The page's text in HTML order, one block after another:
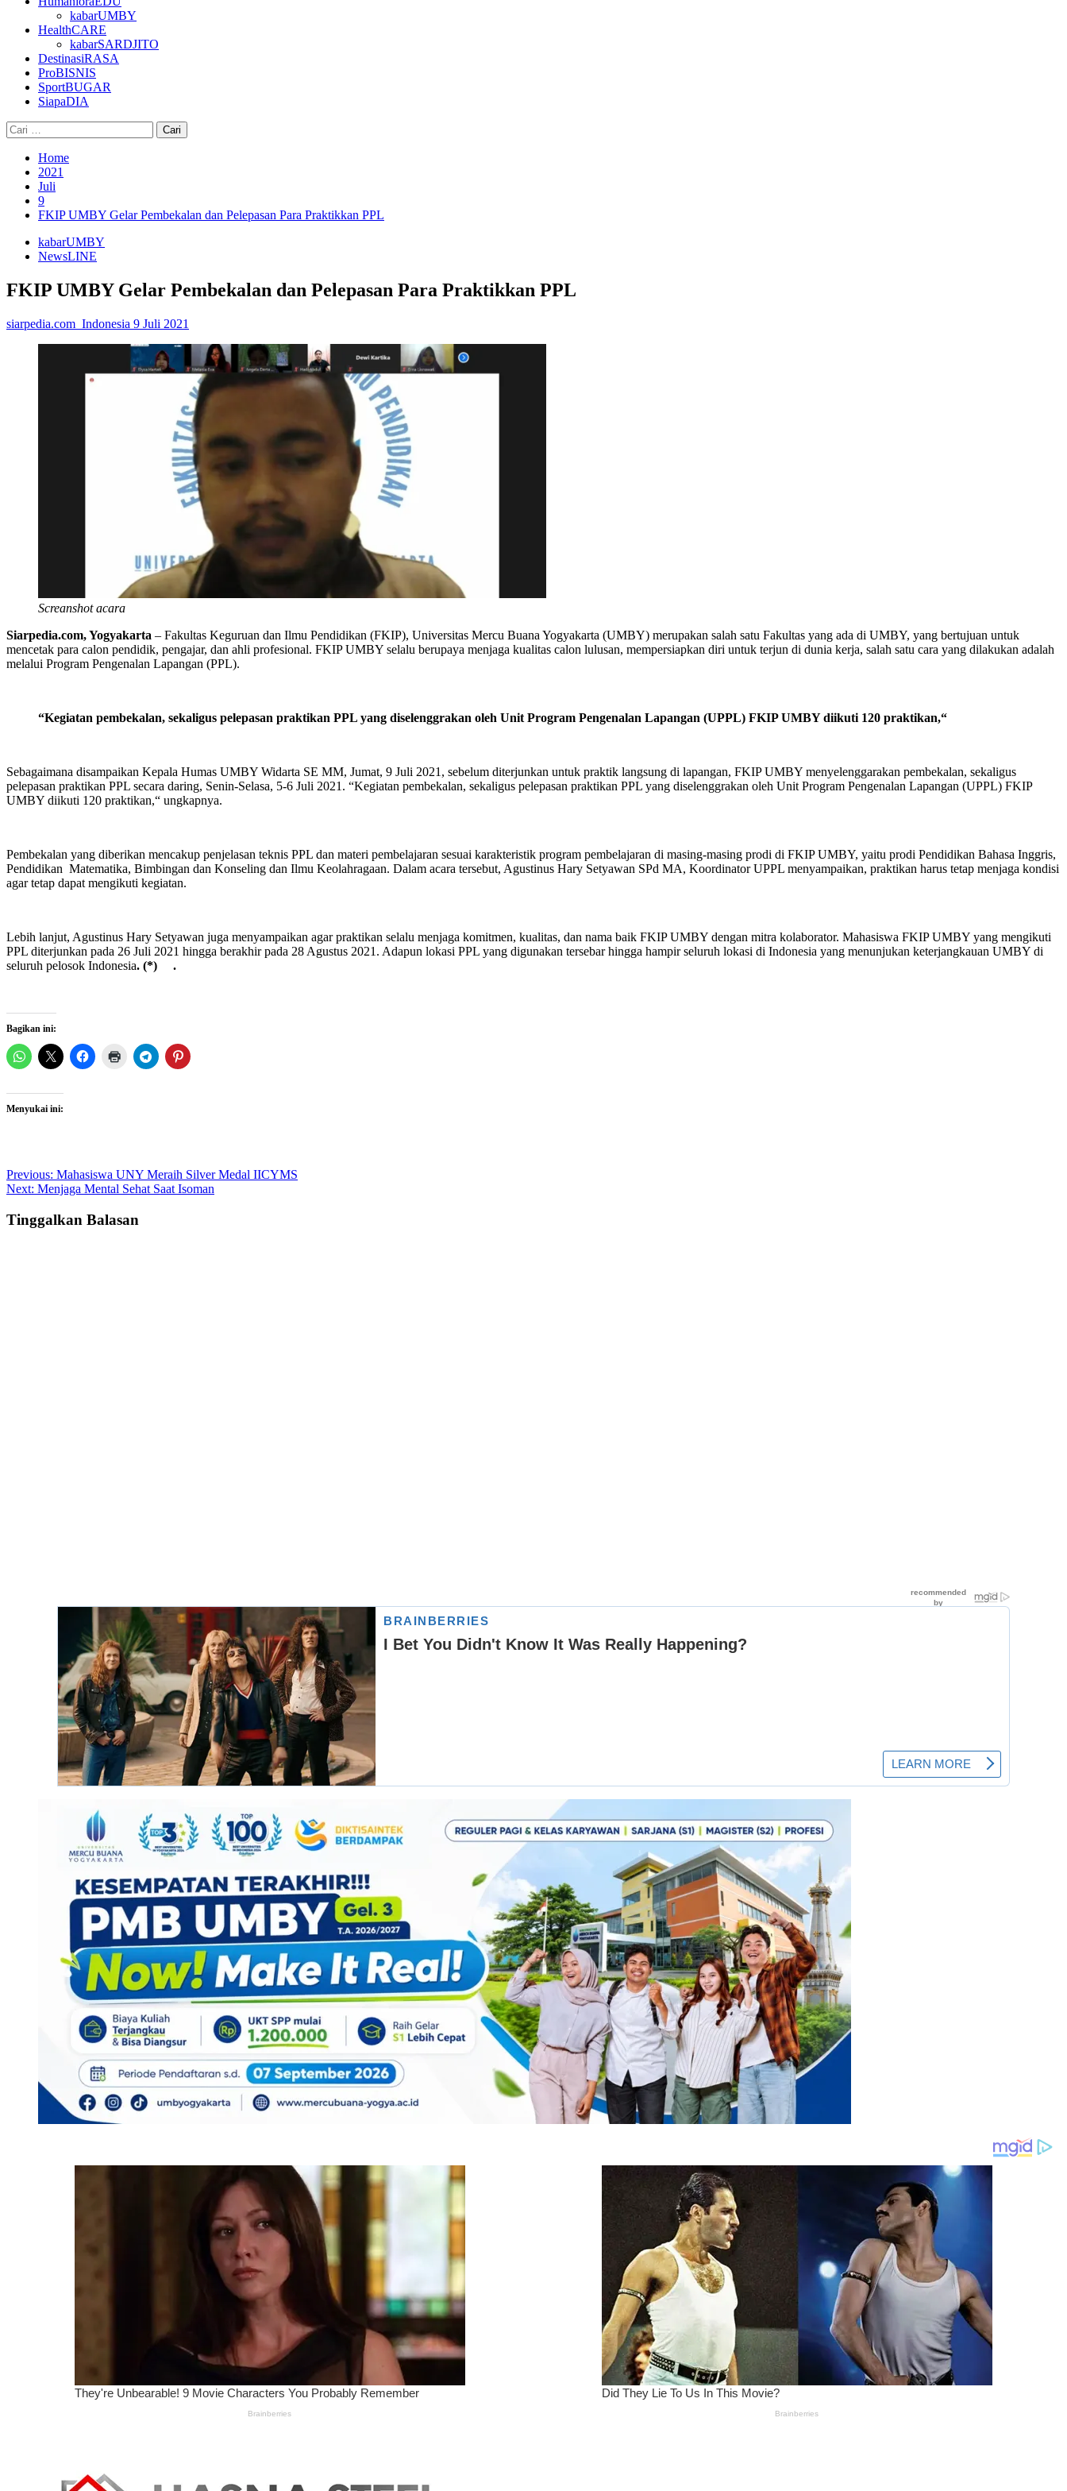
kabarUMBY
HealthCARE
kabarSARDJITO
DestinasiRASA
ProBISNIS
SportBUGAR
SiapaDIA
Cari
untuk:
Home
2021
Juli
9
FKIP UMBY Gelar Pembekalan dan Pelepasan Para Praktikkan PPL
kabarUMBY
NewsLINE
FKIP UMBY Gelar Pembekalan dan Pelepasan Para Praktikkan PPL
siarpedia.com_Indonesia 9 Juli 2021
Screanshot acara
Siarpedia.com, Yogyakarta – Fakultas Keguruan dan Ilmu Pendidikan (FKIP), Universitas Mercu Buana Yogyakarta (UMBY) merupakan salah satu Fakultas yang ada di UMBY, yang bertujuan untuk
mencetak para calon pendidik, pengajar, dan ahli profesional. FKIP UMBY selalu berupaya menjaga kualitas calon lulusan, mempersiapkan diri untuk terjun di dunia kerja, salah satu cara yang dilakukan adalah
melalui Program Pengenalan Lapangan (PPL).
“Kegiatan pembekalan, sekaligus pelepasan praktikan PPL yang diselenggrakan oleh Unit Program Pengenalan Lapangan (UPPL) FKIP UMBY diikuti 120 praktikan,“
Sebagaimana disampaikan Kepala Humas UMBY Widarta SE MM, Jumat, 9 Juli 2021, sebelum diterjunkan untuk praktik langsung di lapangan, FKIP UMBY menyelenggarakan pembekalan, sekaligus
pelepasan praktikan PPL secara daring, Senin-Selasa, 5-6 Juli 2021. “Kegiatan pembekalan, sekaligus pelepasan praktikan PPL yang diselenggrakan oleh Unit Program Pengenalan Lapangan (UPPL) FKIP
UMBY diikuti 120 praktikan,“ ungkapnya.
Pembekalan yang diberikan mencakup penjelasan teknis PPL dan materi pembelajaran sesuai karakteristik program pembelajaran di masing-masing prodi di FKIP UMBY, yaitu prodi Pendidikan Bahasa Inggris,
Pendidikan Matematika, Bimbingan dan Konseling dan Ilmu Keolahragaan. Dalam acara tersebut, Agustinus Hary Setyawan SPd MA, Koordinator UPPL menyampaikan, praktikan harus tetap menjaga kondisi
agar tetap dapat mengikuti kegiatan.
Lebih lanjut, Agustinus Hary Setyawan juga menyampaikan agar praktikan selalu menjaga komitmen, kualitas, dan nama baik FKIP UMBY dengan mitra kolaborator. Mahasiswa FKIP UMBY yang mengikuti
PPL diterjunkan pada 26 Juli 2021 hingga berakhir pada 28 Agustus 2021. Adapun lokasi PPL yang digunakan tersebar hingga hampir seluruh lokasi di Indonesia yang menunjukan keterjangkauan UMBY di
seluruh pelosok Indonesia. (*) .
Bagikan ini:
Menyukai ini:
Post
navigation
Previous: Mahasiswa UNY Meraih Silver Medal IICYMS
Next: Menjaga Mental Sehat Saat Isoman
Tinggalkan Balasan